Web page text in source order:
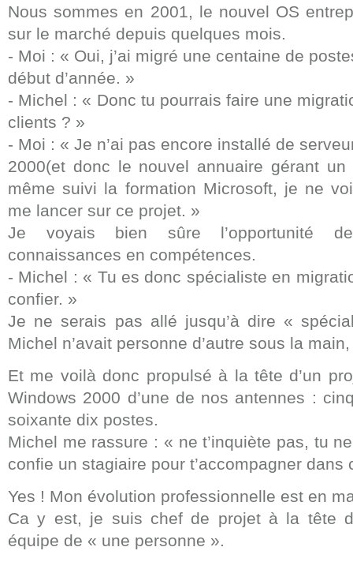
Nous sommes en 2001, le nouvel OS
sur le marché depuis quelques mois.
- Moi : « Oui, j’ai migré une centaine de
début d’année. »
- Michel : « Donc tu pourrais faire une
clients ? »
- Moi : « Je n’ai pas encore installé de
2000(et donc le nouvel annuaire gérant un
même suivi la formation Microsoft, je ne
me lancer sur ce projet. »
Je voyais bien sûre l’opportunité
connaissances en compétences.
- Michel : « Tu es donc spécialiste en
confier. »
Je ne serais pas allé jusqu’à dire «
Michel n’avait personne d’autre sous la
Et me voilà donc propulsé à la tête d’un
Windows 2000 d’une de nos antennes :
soixante dix postes.
Michel me rassure : « ne t’inquiète pas, tu
confie un stagiaire pour t’accompagner dans
Yes ! Mon évolution professionnelle est en
Ca y est, je suis chef de projet à la tête
équipe de « une personne ».